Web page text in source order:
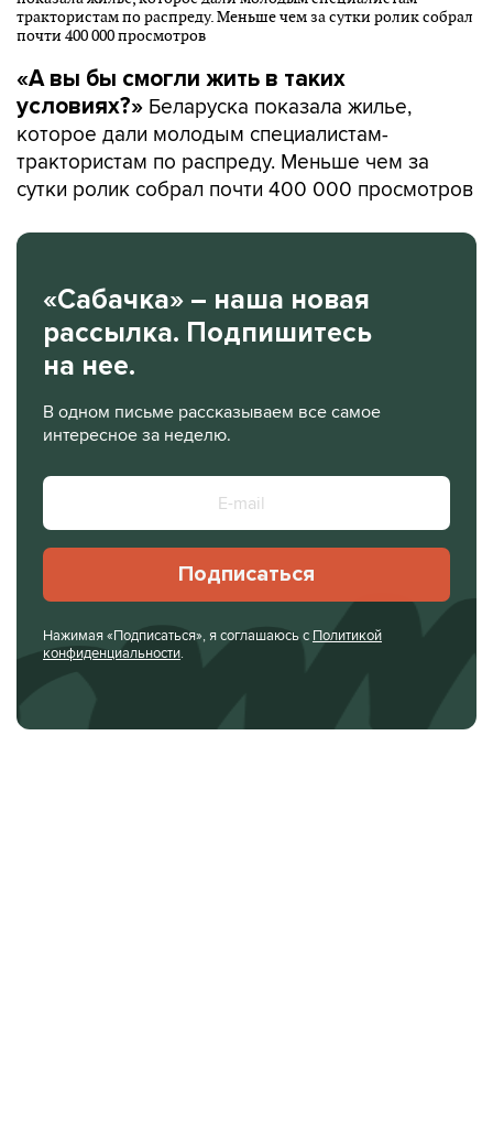
«А вы бы смогли жить в таких
условиях?» Беларуска показала жилье,
которое дали молодым специалистам-
трактористам по распреду. Меньше чем за
сутки ролик собрал почти 400 000 просмотров
«Сабачка» – наша новая
рассылка. Подпишитесь
на нее.
В одном письме рассказываем все самое
интересное за неделю.
Подписаться
Нажимая «Подписаться», я соглашаюсь с Политикой
конфиденциальности.